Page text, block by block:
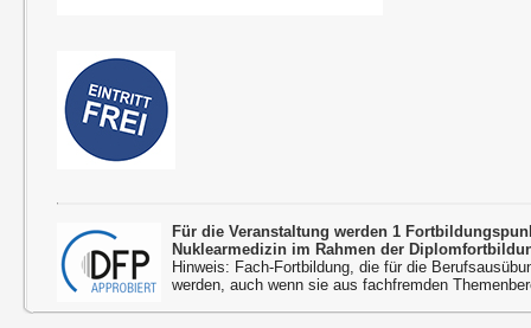
Für die Veranstaltung werden 1
Nuklearmedizin im Rahmen der
Hinweis: Fach-Fortbildung, die für die
werden, auch wenn sie aus fachfremden